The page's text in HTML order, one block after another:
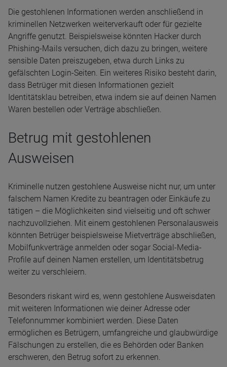
Die gestohlenen Informationen werden anschließend in
kriminellen Netzwerken weiterverkauft oder für gezielte
Angriffe genutzt. Beispielsweise könnten Hacker durch
Phishing-Mails versuchen, dich dazu zu bringen, weitere
sensible Daten preiszugeben, etwa durch Links zu
gefälschten Login-Seiten. Ein weiteres Risiko besteht darin,
dass Betrüger mit diesen Informationen gezielt
Identitätsklau betreiben, etwa indem sie auf deinen Namen
Waren bestellen oder Verträge abschließen.
Betrug mit gestohlenen
Ausweisen
Kriminelle nutzen gestohlene Ausweise nicht nur, um unter
falschem Namen Kredite zu beantragen oder Einkäufe zu
tätigen – die Möglichkeiten sind vielseitig und oft schwer
nachzuvollziehen. Mit einem gestohlenen Personalausweis
könnten Betrüger beispielsweise Mietverträge abschließen,
Mobilfunkverträge anmelden oder sogar Social-Media-
Profile auf deinen Namen erstellen, um Identitätsbetrug
weiter zu verschleiern.
Besonders riskant wird es, wenn gestohlene Ausweisdaten
mit weiteren Informationen wie deiner Adresse oder
Telefonnummer kombiniert werden. Diese Daten
ermöglichen es Betrügern, umfangreiche und glaubwürdige
Fälschungen zu erstellen, die es Behörden oder Banken
erschweren, den Betrug sofort zu erkennen.